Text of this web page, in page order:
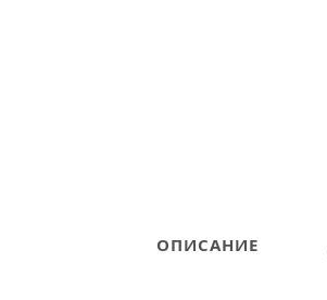
ОПИСАНИЕ